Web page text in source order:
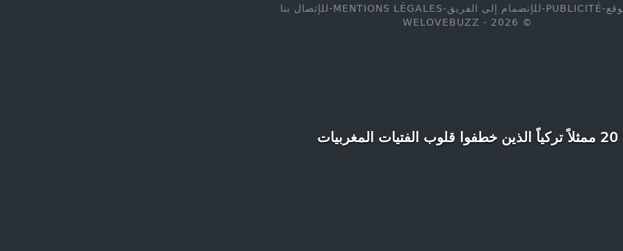
20 ممثلاً تركياً الذين خطفوا قلوب الفتيات المغربيات
-
PUBLICITÉ
-للإنضمام إلى الفريق-
MENTIONS LÉGALES
-للإتصال بنا
© WELOVEBUZZ - 2026